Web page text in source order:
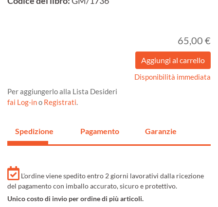
65,00 €
Disponibilità immediata
Per aggiungerlo alla Lista Desideri
fai Log-ino Registrati.
Spedizione Pagamento Garanzie
L'ordine viene spedito entro 2 giorni lavorativi dalla ricezione
del pagamento con imballo accurato, sicuro e protettivo.
Unico costo di invio per ordine di più articoli.